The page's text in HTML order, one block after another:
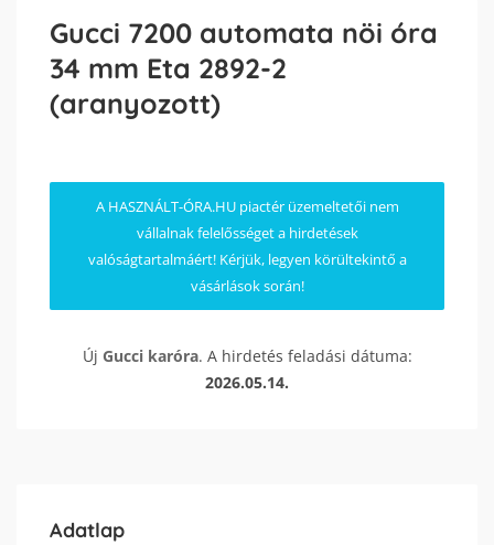
Gucci 7200 automata nöi óra
34 mm Eta 2892-2
(aranyozott)
A HASZNÁLT-ÓRA.HU piactér üzemeltetői nem
vállalnak felelősséget a hirdetések
valóságtartalmáért! Kérjük, legyen körültekintő a
vásárlások során!
Új Gucci karóra. A hirdetés feladási dátuma:
2026.05.14.
Adatlap